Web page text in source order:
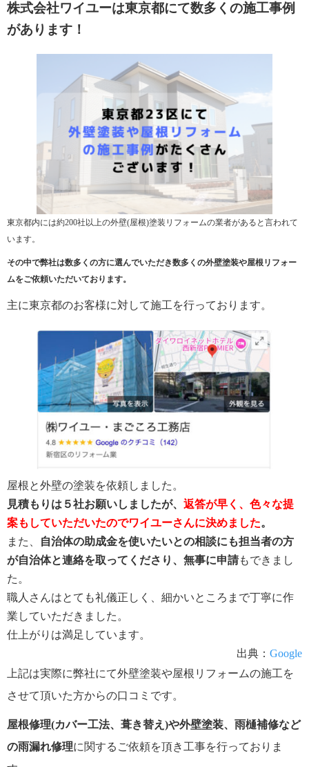
株式会社ワイユーは東京都にて数多くの施工事例
があります！
東京都内には約200社以上の外壁(屋根)塗装リフォームの業者があると言われて
います。
その中で弊社は数多くの方に選んでいただき数多くの外壁塗装や屋根リフォー
ムをご依頼いただいております。
主に東京都のお客様に対して施工を行っております。
屋根と外壁の塗装を依頼しました。
見積もりは５社お願いしましたが、 返答が早く、色々な提
案もしていただいたのでワイユーさんに決めました。
また、
自治体の助成金を使いたいとの相談にも担当者の方
が自治体と連絡を取ってくださり、無事に申請もできまし
た。
職人さんはとても礼儀正しく、細かいところまで丁寧に作
業していただきました。
仕上がりは満足しています。
出典： Google
上記は実際に弊社にて外壁塗装や屋根リフォームの施工を
させて頂いた方からの口コミです。
屋根修理(カバー工法、葺き替え)や外壁塗装、雨樋補修など
の雨漏れ修理に関するご依頼を頂き工事を行っておりま